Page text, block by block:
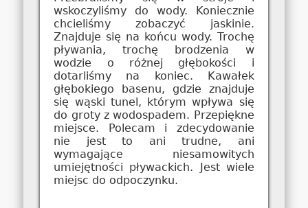
wskoczyliśmy do wody. Koniecznie
chcieliśmy zobaczyć jaskinie.
Znajduje się na końcu wody. Trochę
pływania, trochę brodzenia w
wodzie o różnej głębokości i
dotarliśmy na koniec. Kawałek
głębokiego basenu, gdzie znajduje
się wąski tunel, którym wpływa się
do groty z wodospadem. Przepiękne
miejsce. Polecam i zdecydowanie
nie jest to ani trudne, ani
wymagające niesamowitych
umiejętności pływackich. Jest wiele
miejsc do odpoczynku.